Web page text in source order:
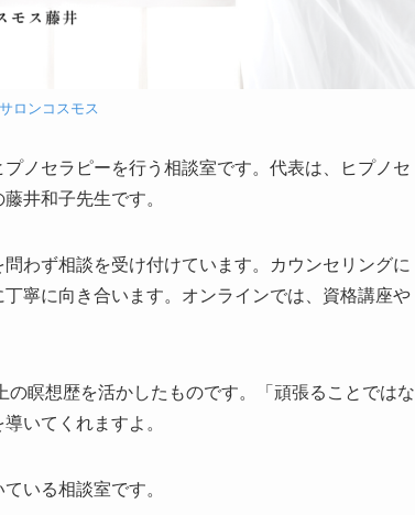
ロンコスモス
ノセラピーを行う相談室です。代表は、ヒプノセ
井和子先生です。
わず相談を受け付けています。カウンセリングに
寧に向き合います。オンラインでは、資格講座や
瞑想歴を活かしたものです。「頑張ることではな
いてくれますよ。
いる相談室です。